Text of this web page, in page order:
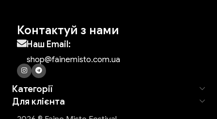
Контактуй з нами
Наш Email:
shop@fainemisto.com.ua
Категорії
Для клієнта